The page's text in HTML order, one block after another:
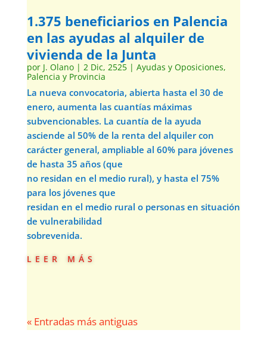
1.375 beneficiarios en Palencia
en las ayudas al alquiler de
vivienda de la Junta
por J. Olano| 2 Dic, 2525| Ayudas y Oposiciones,
Palencia y Provincia
La nueva convocatoria, abierta hasta el 30 de
enero, aumenta las cuantías máximas
subvencionables. La cuantía de la ayuda
asciende al 50% de la renta del alquiler con
carácter general, ampliable al 60% para jóvenes
de hasta 35 años (que
no residan en el medio rural), y hasta el 75%
para los jóvenes que
residan en el medio rural o personas en situación
de vulnerabilidad
sobrevenida.
leer más
« Entradas más antiguas